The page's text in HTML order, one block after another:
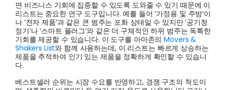
면 비즈니스 기회에 집중할 수 있도록 도와줄 수 있기 때문에 이
리스트는 중요한 연구 도구입니다. 예를 들어 ‘가정용 및 주방’이
나 ‘전자 제품’과 같은 큰 범주는 포화 상태일 수 있지만 ‘공기청
정기’나 ‘스마트 플러그’와 같은 더 구체적인 하위 범주는 독특한
기회를 제공할 수 있습니다. 이 도구를 아마존의Movers &
Shakers List와 함께 사용하는데, 이 리스트는 빠르게 상승하는
제품을 추적하여 인기 있는 제품을 정확하게 확인할 수 있습니
다.
베스트셀러 순위는 시장 수요를 반영하고, 경쟁 구조의 척도이